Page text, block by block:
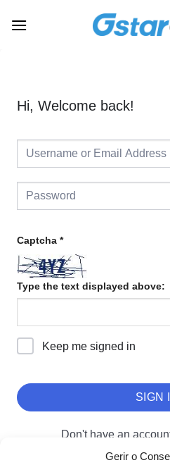
Gerir o
Hi, Welcome back!
Captcha *
Type the text displayed above:
Keep me signed in
SIGN
Don't have an